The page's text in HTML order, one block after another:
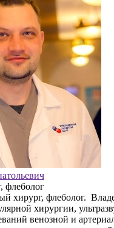
флеболог
хирург, флеболог.
хирургии,
венозной и